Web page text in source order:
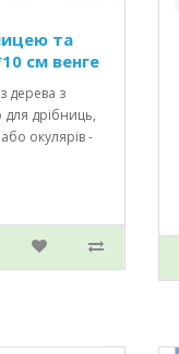
та
см венге
дерева з
дрібниць,
окулярів -